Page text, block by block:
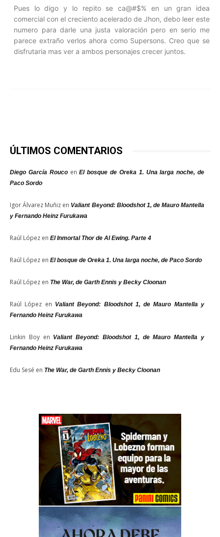
Pues lo digo y lo repito se ca@#$% en un gran idea
comercial con el creciento acelerado de Jhon, debo leer este
numero para darle una justa valoración pero en serio me
parece extraño verlos ahora como Supersons. Creo que se
disfrutaria mas ver a ambos personajes crecer juntos.
ÚLTIMOS COMENTARIOS
Diego García RoucoenEl bosque de Oreka 1. Una larga noche, de
Paco Sordo
Igor Álvarez Muñiz en Valiant Beyond: Bloodshot 1, de Mauro Mantella
y Fernando Heinz Furukawa
Raúl López en El Inmortal Thor de Al Ewing. Parte 4
Raúl López en El bosque de Oreka 1. Una larga noche, de Paco Sordo
Raúl López en The War, de Garth Ennis y Becky Cloonan
Raúl López en Valiant Beyond: Bloodshot 1, de Mauro Mantella y
Fernando Heinz Furukawa
Linkin Boyen Valiant Beyond: Bloodshot 1, de Mauro Mantella y
Fernando Heinz Furukawa
Edu Sesé en The War, de Garth Ennis y Becky Cloonan